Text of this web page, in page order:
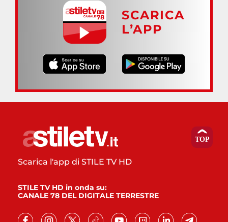
SCARICA
L’APP
Scarica l'app di STILE TV HD
STILE TV HD in onda su:
CANALE 78 DEL DIGITALE TERRESTRE